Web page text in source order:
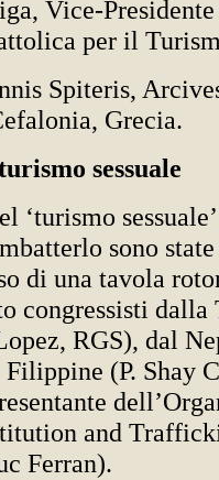
Vice-
per il
Spiteris,
Grecia.
sessuale
‘turismo
sono state
di una tavola
congressisti dalla
RGS), dal
(P. Shay
and
Ferran).